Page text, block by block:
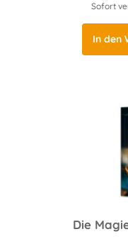
Sofort
In den
Die